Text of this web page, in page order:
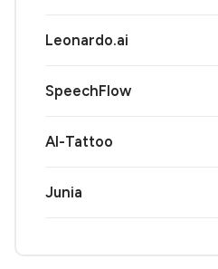
Leonardo.ai
SpeechFlow
AI-Tattoo
Junia